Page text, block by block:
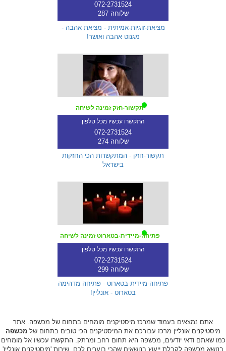
072-2731524
שלוחה 287
מציאת-זוגיות-אמיתית - מציאת אהבה -
מגנוט אהבה ואושר!
תקשור-חזק זמינה לשיחה
התקשרו עכשיו מכל טלפון
072-2731524
שלוחה 274
תקשור-חזק - המתקשרות הכי החזקות
בישראל
פתיחה-מיידית-בטארוט זמינה לשיחה
התקשרו עכשיו מכל טלפון
072-2731524
שלוחה 299
פתיחה-מיידית-בטארוט - פתיחה מדהימה
בטארוט - אונליין!
אתם נמצאים בעמוד שמרכז מיסטיקנים מומחים בתחום של מכשפה. אתר
מיסטיקנים אונליין מרכז עבורכם את המיסטיקנים הכי טובים בתחום של מכשפה
כמו שאתם ודאי יודעים, מכשפה היא תחום רחב ומרתק. התקשרו עכשיו אל מומחים
בנושא מכשפה לקבלת ייעוץ בנושאים שהכי בוערים לכם. שירות 'מיסטיקנים אונליין'